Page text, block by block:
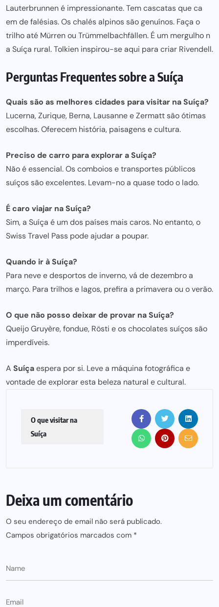
Lauterbrunnen é impressionante. Tem cascatas que ca
em de falésias. Os chalés alpinos são genuínos. Faça o
trilho até Mürren ou Trümmelbachfällen. É um mergulho n
a Suíça rural. Tolkien inspirou-se aqui para criar Rivendell.
Perguntas Frequentes sobre a Suíça
Quais são as melhores cidades para visitar na Suíça?
Lucerna, Zurique, Berna, Lausanne e Zermatt são ótimas
escolhas. Oferecem história, paisagens e cultura.
Preciso de carro para explorara Suíça?
Não é essencial. Os comboios e transportes públicos
suíços são excelentes. Levam-no a quase todo o lado.
É caro viajar na Suíça?
Sim, a Suíça é um dos países mais caros. No entanto, o
Swiss Travel Pass pode ajudar a poupar.
Quando ir à Suíça?
Para neve e desportos de inverno, vá de dezembro a
março. Para trilhos e lagos, prefira a primavera ou o verão.
O que não posso deixar de provar na Suíça?
Queijo Gruyère, fondue, Rösti e os chocolates suíços são
imperdíveis.
A Suíçaespera por si. Leve a máquina fotográfica e
vontade de explorar esta beleza natural e cultural.
O que visitar na
Suíça
Deixa um comentário
O seu endereço de email não será publicado.
Campos obrigatórios marcados com *